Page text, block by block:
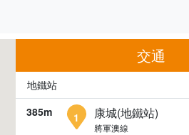
交通
地鐵站
385m
1 康城(地鐵站)
將軍澳線